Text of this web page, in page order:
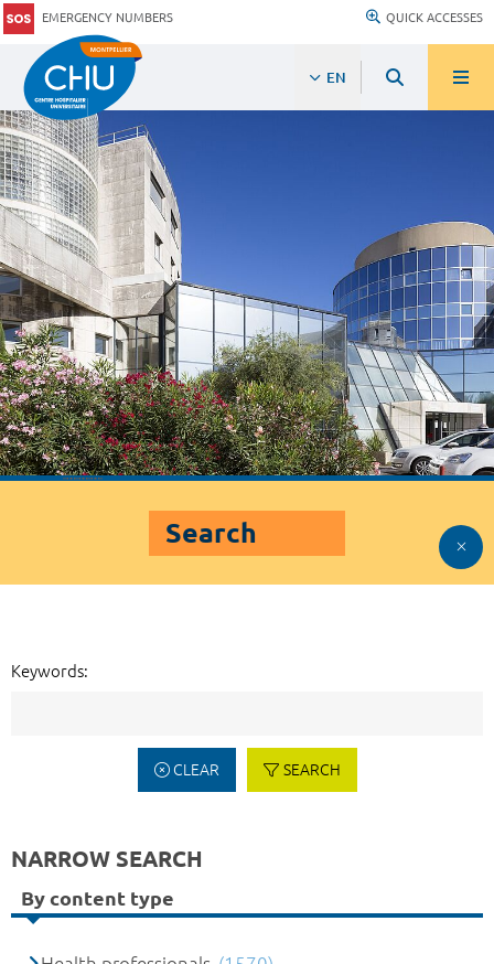
EMERGENCY NUMBERS QUICK ACCESSES
EN
Search
Keywords:
CLEAR SEARCH
NARROW SEARCH
By content type